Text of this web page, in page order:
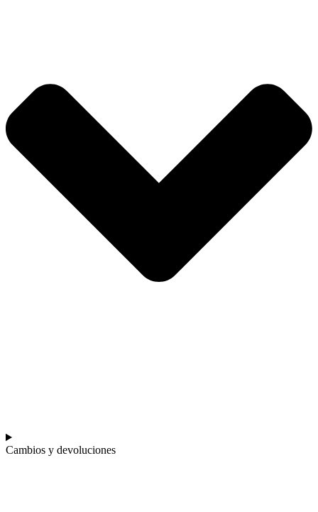
Cambios y devoluciones